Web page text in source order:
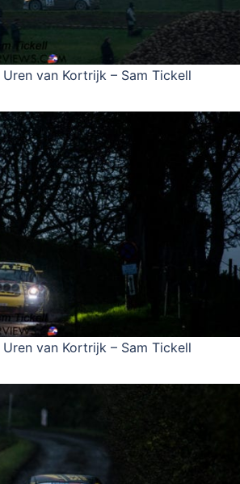
Uren van Kortrijk – Sam Tickell
Uren van Kortrijk – Sam Tickell